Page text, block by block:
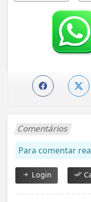
Comentários
Para comentar
Login